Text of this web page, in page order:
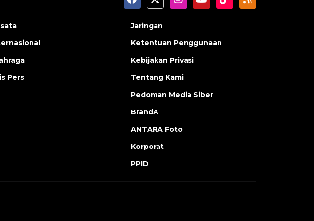
Pers
Jaringan
Ketentuan Penggunaan
Kebijakan Privasi
Tentang Kami
Pedoman Media Siber
BrandA
ANTARA Foto
Korporat
PPID